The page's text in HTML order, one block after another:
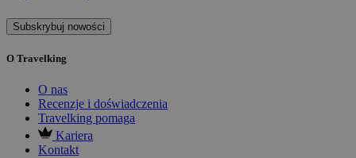
Subskrybuj nowości
O Travelking
O nas
Recenzje i doświadczenia
Travelking pomaga
Kariera
Kontakt